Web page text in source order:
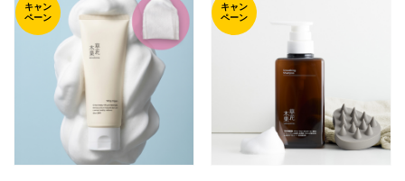
キャン
ペーン
キャン
ペーン